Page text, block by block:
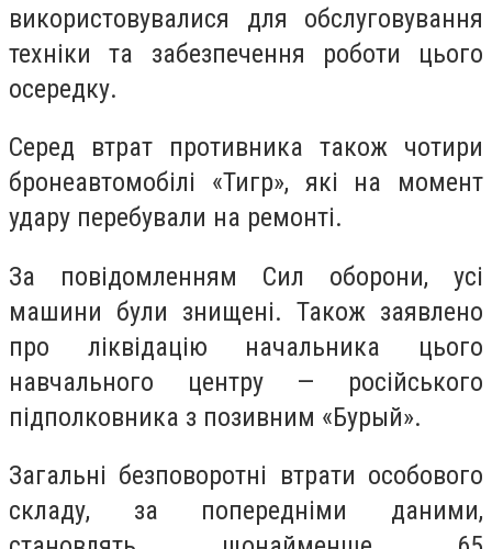
використовувалися для обслуговування
техніки та забезпечення роботи цього
осередку.
Серед втрат противника також чотири
бронеавтомобілі «Тигр», які на момент
удару перебували на ремонті.
За повідомленням Сил оборони, усі
машини були знищені. Також заявлено
про ліквідацію начальника цього
навчального центру — російського
підполковника з позивним «Бурый».
Загальні безповоротні втрати особового
складу, за попередніми даними,